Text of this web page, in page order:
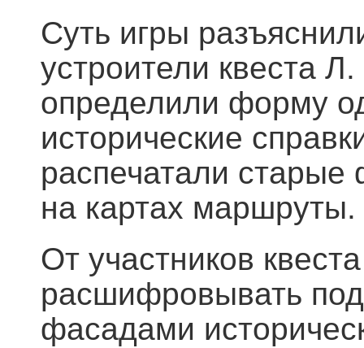
Суть игры
устроители квеста
определили форму
исторические
распечатали
на картах маршруты.
От участников
расшифровывать
фасадами